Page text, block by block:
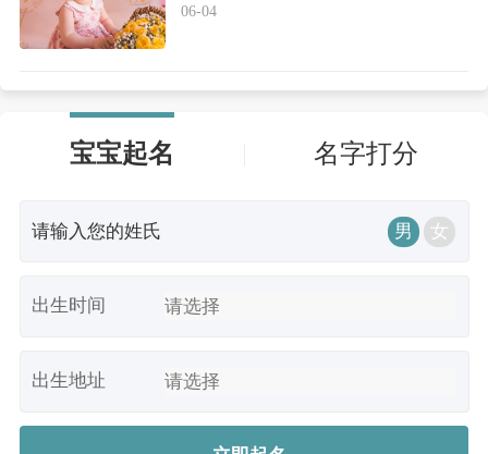
06-04
宝宝起名 名字打分
男 女
出生时间
出生地址